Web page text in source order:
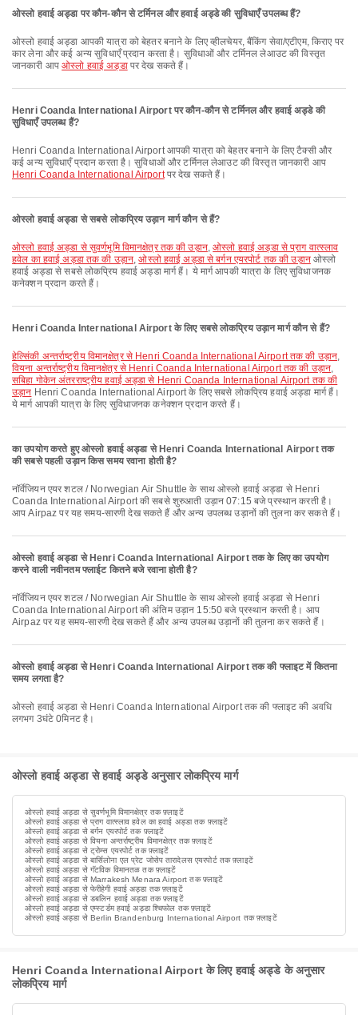
ओस्लो हवाई अड्डा पर कौन-कौन से टर्मिनल और हवाई अड्डे की सुविधाएँ उपलब्ध हैं?
ओस्लो हवाई अड्डा आपकी यात्रा को बेहतर बनाने के लिए व्हीलचेयर, बैंकिंग सेवा/एटीएम, किराए पर
कार लेना और कई अन्य सुविधाएँ प्रदान करता है। सुविधाओं और टर्मिनल लेआउट की विस्तृत
जानकारी आपओस्लो हवाई अड्डापर देख सकते हैं।
Henri Coanda International Airport पर कौन-कौन से टर्मिनल और हवाई अड्डे की
सुविधाएँ उपलब्ध हैं?
Henri Coanda International Airport आपकी यात्रा को बेहतर बनाने के लिए टैक्सी और
कई अन्य सुविधाएँ प्रदान करता है। सुविधाओं और टर्मिनल लेआउट की विस्तृत जानकारी आप
Henri Coanda International Airportपर देख सकते हैं।
ओस्लो हवाई अड्डा से सबसे लोकप्रिय उड़ान मार्ग कौन से हैं?
ओस्लो हवाई अड्डा से सुवर्णभूमि विमानक्षेत्र तक की उड़ान,ओस्लो हवाई अड्डा से प्राग वात्स्लाव
हवेल का हवाई अड्डा तक की उड़ान,ओस्लो हवाई अड्डा से बर्गन एयरपोर्ट तक की उड़ानओस्लो
हवाई अड्डा से सबसे लोकप्रिय हवाई अड्डा मार्ग हैं। ये मार्ग आपकी यात्रा के लिए सुविधाजनक
कनेक्शन प्रदान करते हैं।
Henri Coanda International Airport के लिए सबसे लोकप्रिय उड़ान मार्ग कौन से हैं?
हेल्सिंकी अन्तर्राष्ट्रीय विमानक्षेत्र से Henri Coanda International Airport तक की उड़ान,
वियना अन्तर्राष्ट्रीय विमानक्षेत्र से Henri Coanda International Airport तक की उड़ान,
सबिहा गोकेन अंतरराष्ट्रीय हवाई अड्डा से Henri Coanda International Airport तक की
उड़ान Henri Coanda International Airport के लिए सबसे लोकप्रिय हवाई अड्डा मार्ग हैं।
ये मार्ग आपकी यात्रा के लिए सुविधाजनक कनेक्शन प्रदान करते हैं।
का उपयोग करते हुए ओस्लो हवाई अड्डा से Henri Coanda International Airport तक
की सबसे पहली उड़ान किस समय रवाना होती है?
नॉर्वेजियन एयर शटल / Norwegian Air Shuttle के साथ ओस्लो हवाई अड्डा से Henri
Coanda International Airport की सबसे शुरुआती उड़ान 07:15 बजे प्रस्थान करती है।
आप Airpaz पर यह समय-सारणी देख सकते हैं और अन्य उपलब्ध उड़ानों की तुलना कर सकते हैं।
ओस्लो हवाई अड्डा से Henri Coanda International Airport तक के लिए का उपयोग
करने वाली नवीनतम फ्लाईट कितने बजे रवाना होती है?
नॉर्वेजियन एयर शटल / Norwegian Air Shuttle के साथ ओस्लो हवाई अड्डा से Henri
Coanda International Airport की अंतिम उड़ान 15:50 बजे प्रस्थान करती है। आप
Airpaz पर यह समय-सारणी देख सकते हैं और अन्य उपलब्ध उड़ानों की तुलना कर सकते हैं।
ओस्लो हवाई अड्डा से Henri Coanda International Airport तक की फ्लाइट में कितना
समय लगता है?
ओस्लो हवाई अड्डा से Henri Coanda International Airport तक की फ्लाइट की अवधि
लगभग 3घंटे 0मिनट है।
ओस्लो हवाई अड्डा से हवाई अड्डे अनुसार लोकप्रिय मार्ग
ओस्लो हवाई अड्डा से सुवर्णभूमि विमानक्षेत्र तक फ़्लाइटें
ओस्लो हवाई अड्डा से प्राग वात्स्लाव हवेल का हवाई अड्डा तक फ़्लाइटें
ओस्लो हवाई अड्डा से बर्गन एयरपोर्ट तक फ़्लाइटें
ओस्लो हवाई अड्डा से वियना अन्तर्राष्ट्रीय विमानक्षेत्र तक फ़्लाइटें
ओस्लो हवाई अड्डा से ट्रोम्स एयरपोर्ट तक फ़्लाइटें
ओस्लो हवाई अड्डा से बार्सिलोना एल प्रेट जोसेप तारादेलस एयरपोर्ट तक फ़्लाइटें
ओस्लो हवाई अड्डा से गॅटविक विमानतळ तक फ़्लाइटें
ओस्लो हवाई अड्डा से Marrakesh Menara Airport तक फ़्लाइटें
ओस्लो हवाई अड्डा से फेरीहेगी हवाई अड्डा तक फ़्लाइटें
ओस्लो हवाई अड्डा से डबलिन हवाई अड्डा तक फ़्लाइटें
ओस्लो हवाई अड्डा से एम्स्टर्डम हवाई अड्डा श्चिफोल तक फ़्लाइटें
ओस्लो हवाई अड्डा से Berlin Brandenburg International Airport तक फ़्लाइटें
Henri Coanda International Airport के लिए हवाई अड्डे के अनुसार
लोकप्रिय मार्ग